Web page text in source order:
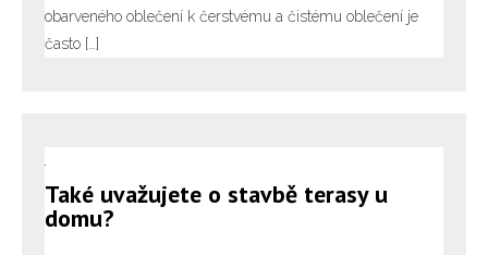
obarveného oblečení k čerstvému ​​a čistému oblečení je
často […]
Také uvažujete o stavbě terasy u
domu?